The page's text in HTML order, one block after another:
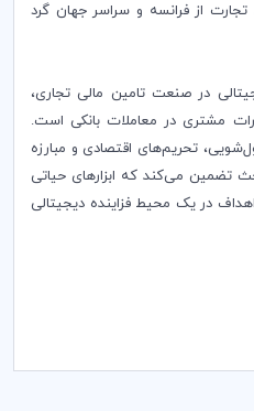
تجارت از فرانسه و سراسر جهان گرد
در صنعت تامین مالی تجاری،
مشتری در معاملات بانکی است.
شویی‌، تحریم‌های اقتصادی و مبارزه
تضمین می‌کند که ابزارهای حیاتی
در یک محیط فزاینده دیجیتالی